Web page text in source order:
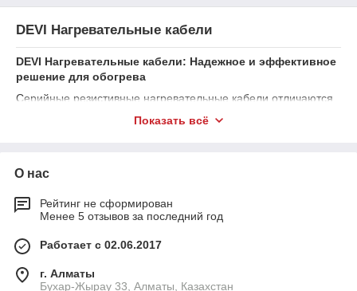
DEVI Нагревательные кабели
DEVI Нагревательные кабели: Надежное и эффективное
решение для обогрева
Серийные резистивные нагревательные кабели отличаются
повлиять на выбор продукта в зависимости от
Конструкция и материалы
Серийные резистивные кабели
одного или нескольких резистивных
электрического тока выделяют тепло. В них
никель-хром (нихром) или медь с
Показать всё
О нас
Рейтинг не сформирован
Менее 5 отзывов за последний год
Работает с 02.06.2017
г. Алматы
Бухар-Жырау 33, Алматы, Казахстан